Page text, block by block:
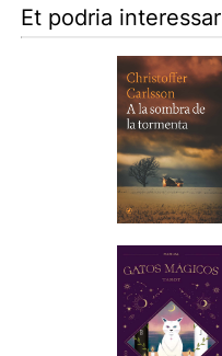
Et podria interessar